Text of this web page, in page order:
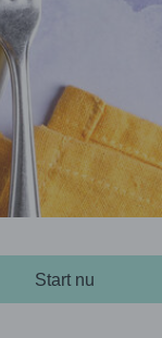
Start nu